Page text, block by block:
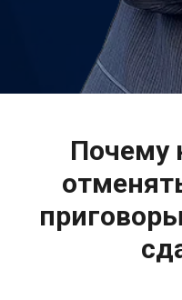
Почему